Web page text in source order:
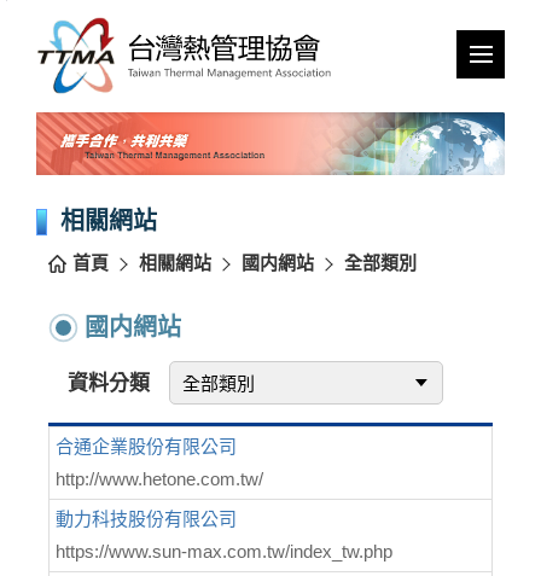
跳
相關網站
首頁 相關網站 國内網站 全部類別
國内網站
資料分類
合通企業股份有限公司
http://www.hetone.com.tw/
動力科技股份有限公司
https://www.sun-max.com.tw/index_tw.php